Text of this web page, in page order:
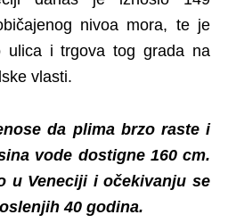
nivoa mora, te je
ulica i trgova tog grada na
vlasti.
da plima brzo raste i
vode dostigne 160 cm.
u Veneciji i očekivanju se
40 godina.